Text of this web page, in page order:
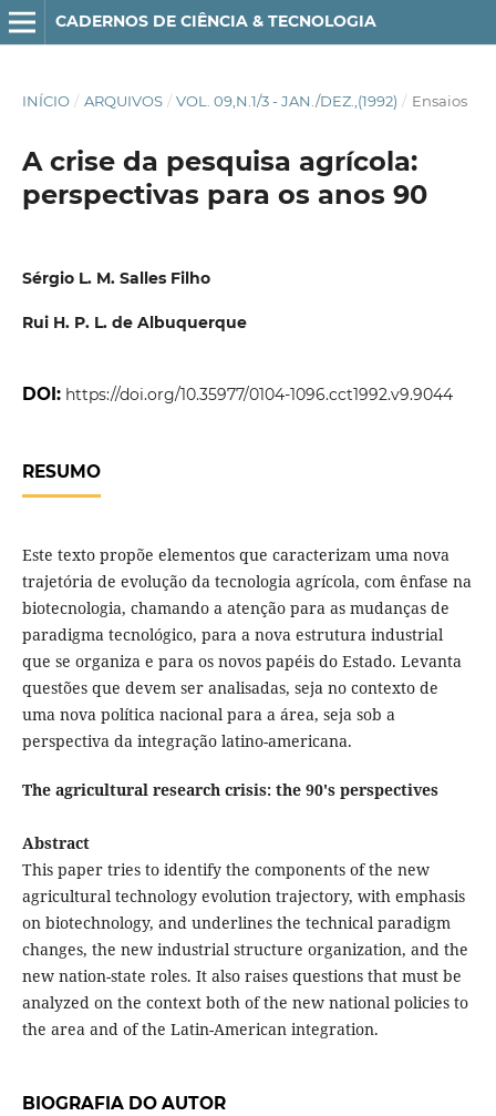
CADERNOS DE CIÊNCIA & TECNOLOGIA
INÍCIO / ARQUIVOS / VOL. 09,N.1/3 - JAN./DEZ.,(1992) / Ensaios
A crise da pesquisa agrícola:
perspectivas para os anos 90
Sérgio L. M. Salles Filho
Rui H. P. L. de Albuquerque
DOI: https://doi.org/10.35977/0104-1096.cct1992.v9.9044
RESUMO
Este texto propõe elementos que caracterizam uma nova
trajetória de evolução da tecnologia agrícola, com ênfase na
biotecnologia, chamando a atenção para as mudanças de
paradigma tecnológico, para a nova estrutura industrial
que se organiza e para os novos papéis do Estado. Levanta
questões que devem ser analisadas, seja no contexto de
uma nova política nacional para a área, seja sob a
perspectiva da integração latino-americana.
The agricultural research crisis: the 90's perspectives
Abstract
This paper tries to identify the components of the new
agricultural technology evolution trajectory, with emphasis
on biotechnology, and underlines the technical paradigm
changes, the new industrial structure organization, and the
new nation-state roles. It also raises questions that must be
analyzed on the context both of the new national policies to
the area and of the Latin-American integration.
BIOGRAFIA DO AUTOR